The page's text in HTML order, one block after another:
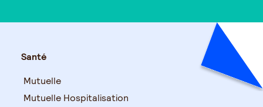
Santé
Mutuelle
Mutuelle Hospitalisation